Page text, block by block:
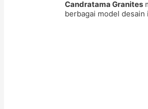
Candratama Granites
berbagai model